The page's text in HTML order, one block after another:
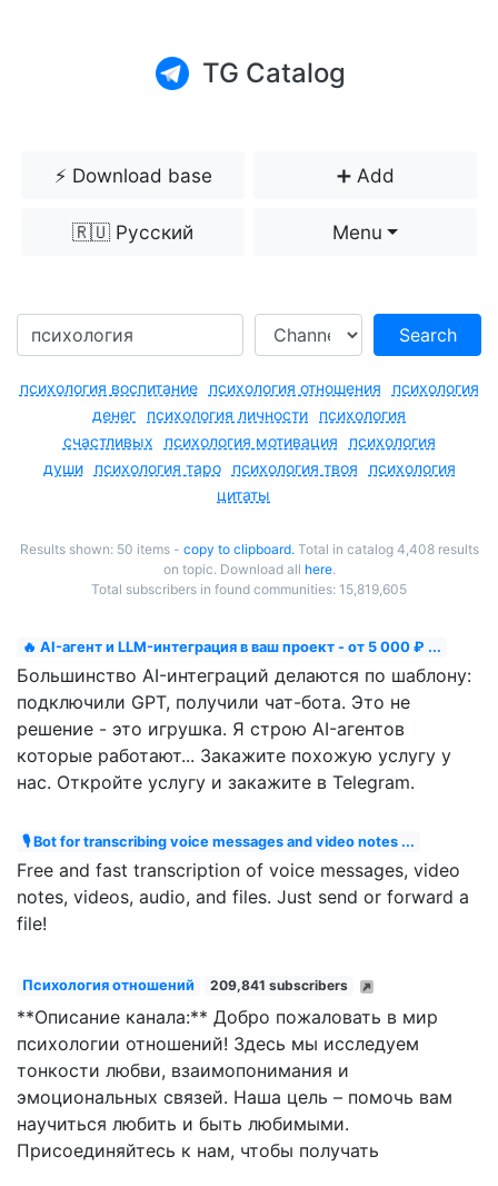
TG Catalog
⚡️ Download base ➕ Add
🇷🇺 Русский Menu
Search
психология воспитание психология отношения
психология
денег
психология личности
психология
счастливых
психология мотивация
психология
души
психология таро психология твоя
психология
цитаты
Results shown: 50 items - copy to clipboard.Total in catalog 4,408 results
on topic. Download all here.
Total subscribers in found communities: 15,819,605
🔥 AI-агент и LLM-интеграция в ваш проект - от 5 000 ₽ ...
Большинство AI-интеграций делаются по шаблону:
подключили GPT, получили чат-бота. Это не
решение - это игрушка. Я строю AI-агентов
которые работают... Закажите похожую услугу у
нас. Откройте услугу и закажите в Telegram.
🎙 Bot for transcribing voice messages and video notes ...
Free and fast transcription of voice messages, video
notes, videos, audio, and files. Just send or forward a
file!
Психология отношений 209,841 subscribers
**Описание канала:** Добро пожаловать в мир
психологии отношений! Здесь мы исследуем
тонкости любви, взаимопонимания и
эмоциональных связей. Наша цель – помочь вам
научиться любить и быть любимыми.
Присоединяйтесь к нам, чтобы получать